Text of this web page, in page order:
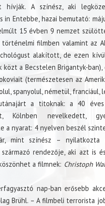
hívják. A színész, aki
in Entebbe, hazai bemutató:
15 évben 9 nemzet
filmben valamint az
alakított, de ezen
a Becstelen Brigantyk-
(természetesen az
spanyolul, németül, franciául,
a titoknak: a 40
Kölnben nevelkedett,
nyarat: 4 nyelven beszél
mint színész –
származó rendezője, aki azt is
a filmnek: Christoph
nap-ban erősebb
Brühl. – A filmbeli terrorista